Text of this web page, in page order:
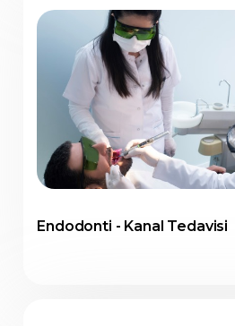
Endodonti - Kanal Tedavisi